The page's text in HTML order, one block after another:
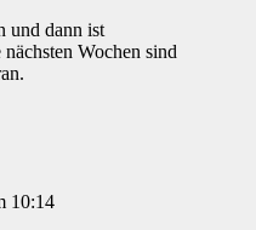
und dann ist
Wochen sind
10:14